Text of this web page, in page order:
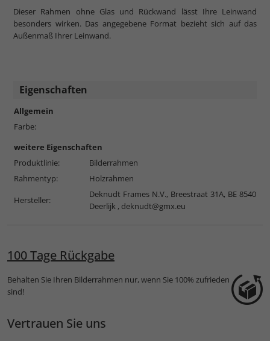
Dieser Rahmen ohne Glas und Rückwand lässt Ihre Leinwand
besonders wirken. Das angegebene Format bezieht sich auf das
Außenmaß Ihrer Leinwand.
Eigenschaften
Allgemein
Farbe:
weitere Eigenschaften
Produktlinie:
Bilderrahmen
Rahmentyp:
Holzrahmen
Hersteller:
Deknudt Frames N.V., Breestraat 31A, BE 8540
Deerlijk , deknudt@gmx.eu
100 Tage Rückgabe
Behalten Sie Ihren Bilderrahmen nur, wenn Sie 100% zufrieden
sind!
Vertrauen Sie uns